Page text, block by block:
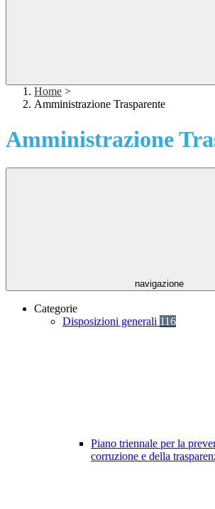
Home >
Amministrazione Trasparente
Amministrazione
navigazione
Categorie
Disposizioni generali 116
Piano triennale per la
corruzione e della